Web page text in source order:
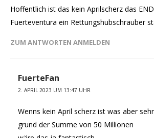
Hoffentlich ist das kein Aprilscherz das
Fuerteventura ein Rettungshubschrauber
ZUM ANTWORTEN ANMELDEN
FuerteFan
2. APRIL 2023 UM 13:47 UHR
Wenns kein April scherz ist was aber
grund der Summe von 50 Millionen